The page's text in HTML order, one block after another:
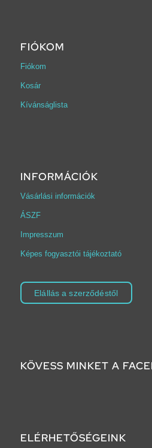
FIÓKOM
Fiókom
Kosár
Kívánságlista
INFORMÁCIÓK
Vásárlási információk
ÁSZF
Impresszum
Képes fogyasztói tájékoztató
Elállás a szerződéstől
KÖVESS MINKET A
ELÉRHETŐSÉGEINK